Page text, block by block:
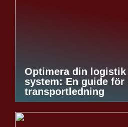
Optimera din logistik
system: En guide för
transportledning